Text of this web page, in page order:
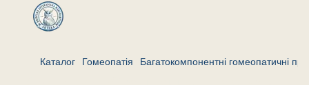
Каталог Гомеопатія Багатокомпонентні гомеопатичні